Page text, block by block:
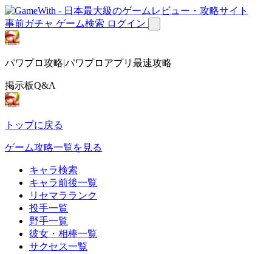
事前ガチャ ゲーム検索 ログイン
パワプロ攻略|パワプロアプリ最速攻略
掲示板Q&A
トップに戻る
ゲーム攻略一覧を見る
キャラ検索
キャラ前後一覧
リセマラランク
投手一覧
野手一覧
彼女・相棒一覧
サクセス一覧